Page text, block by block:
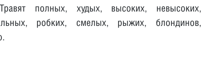
полных, худых, высоких, невысоких,
робких, смелых, рыжих, блондинов,